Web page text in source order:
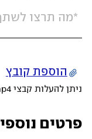
הוספת קובץ
ניתן להעלות קבצי mov, png, jpeg, jpg, mp4 עד 200MB
פרטים